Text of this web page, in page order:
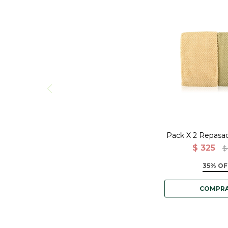
Repasador-
40X60-Wheat
y
Pack X 2
Algodón
$ 325 $
35%